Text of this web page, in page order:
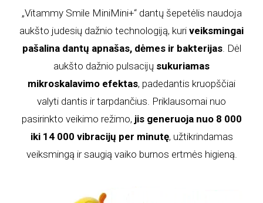
„Vitammy Smile MiniMini+“ dantų šepetėlis naudoja
aukšto judesių dažnio technologiją, kuri veiksmingai
pašalina dantų apnašas, dėmes ir bakterijas. Dėl
aukšto dažnio pulsacijų sukuriamas
mikroskalavimo efektas, padedantis kruopščiai
valyti dantis ir tarpdančius. Priklausomai nuo
pasirinkto veikimo režimo, jis generuoja nuo 8 000
iki 14 000 vibracijų per minutę, užtikrindamas
veiksmingą ir saugią vaiko burnos ertmės higieną.